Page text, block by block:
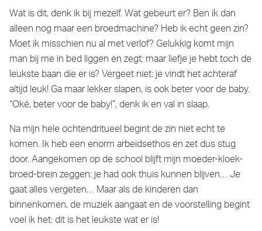
Wat is dit, denk ik bij mezelf. Wat gebeurt er? Ben ik dan
alleen nog maar een broedmachine? Heb ik echt geen zin?
Moet ik misschien nu al met verlof? Gelukkig komt mijn
man bij me in bed liggen en zegt: maar liefje je hebt toch de
leukste baan die er is? Vergeet niet: je vindt het achteraf
altijd leuk! Ga maar lekker slapen, is ook beter voor de baby.
“Oké, beter voor de baby!”, denk ik en val in slaap.
Na mijn hele ochtendritueel begint de zin niet echt te
komen. Ik heb een enorm arbeidsethos en zet dus stug
door. Aangekomen op de school blijft mijn moeder-kloek-
broed-brein zeggen: je had ook thuis kunnen blijven… Je
gaat alles vergeten… Maar als de kinderen dan
binnenkomen, de muziek aangaat en de voorstelling begint
voel ik het: dit is het leukste wat er is!